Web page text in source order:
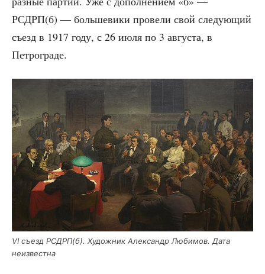
РСДРП(б) — боль­ше­ви­ки про­ве­ли свой сле­ду­ю­щий
съезд в 1917 году, с 26 июля по 3 авгу­ста, в
Петрограде.
VI съезд РСДРП(б). Худож­ник Алек­сандр Люби­мов. Дата
неизвестна